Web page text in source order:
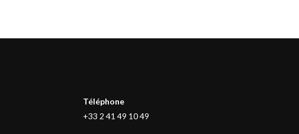
Téléphone
+33 2 41 49 10 49